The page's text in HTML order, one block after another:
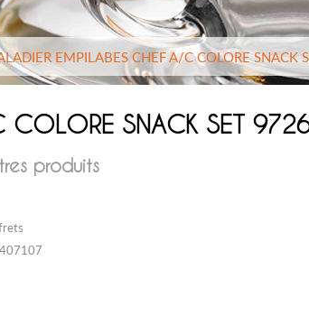
EMPILABES CHEF A/C COLORE SNACK
COLORE SNACK SET
produits